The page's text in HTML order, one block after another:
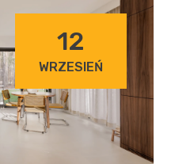
12
WRZESIEŃ